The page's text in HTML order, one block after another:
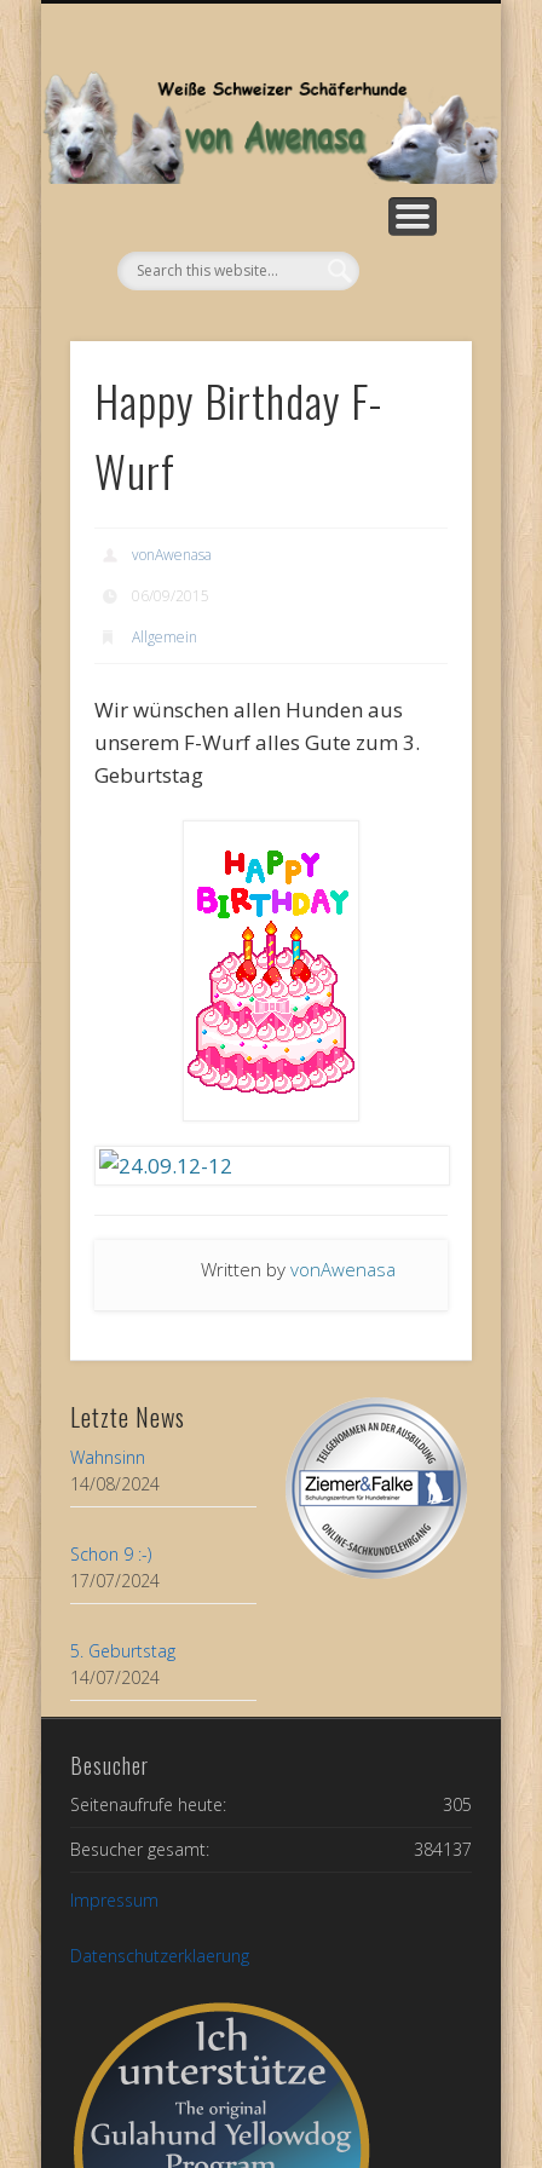
Happy Birthday F-
Wurf
vonAwenasa
06/09/2015
Allgemein
Wir wünschen allen Hunden aus
unserem F-Wurf alles Gute zum 3.
Geburtstag
Written byvonAwenasa
Letzte News
Wahnsinn
14/08/2024
Schon 9 :-)
17/07/2024
5. Geburtstag
14/07/2024
Besucher
305
Seitenaufrufe heute:
384137
Besucher gesamt:
Impressum
Datenschutzerklaerung